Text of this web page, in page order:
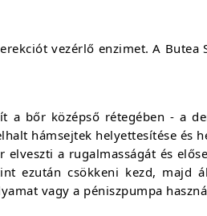
vezérlő enzimet. A
a bőr középső rétegében - a
hámsejtek helyettesítése és
a rugalmasságát és
ezután csökkeni kezd, majd
vagy a péniszpumpa